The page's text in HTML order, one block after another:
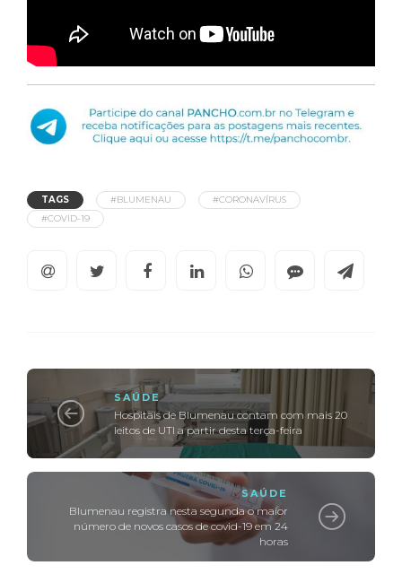
TAGS #BLUMENAU
#CORONAVÍRUS
#COVID-19
SAÚDE
Hospitais de Blumenau contam com mais 20
leitos de UTI a partir desta terça-feira
SAÚDE
Blumenau registra nesta segunda o maior
número de novos casos de covid-19 em 24
horas